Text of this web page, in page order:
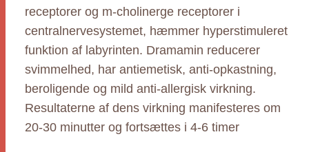
receptorer og m-cholinerge receptorer i
centralnervesystemet, hæmmer hyperstimuleret
funktion af labyrinten. Dramamin reducerer
svimmelhed, har antiemetisk, anti-opkastning,
beroligende og mild anti-allergisk virkning.
Resultaterne af dens virkning manifesteres om
20-30 minutter og fortsættes i 4-6 timer